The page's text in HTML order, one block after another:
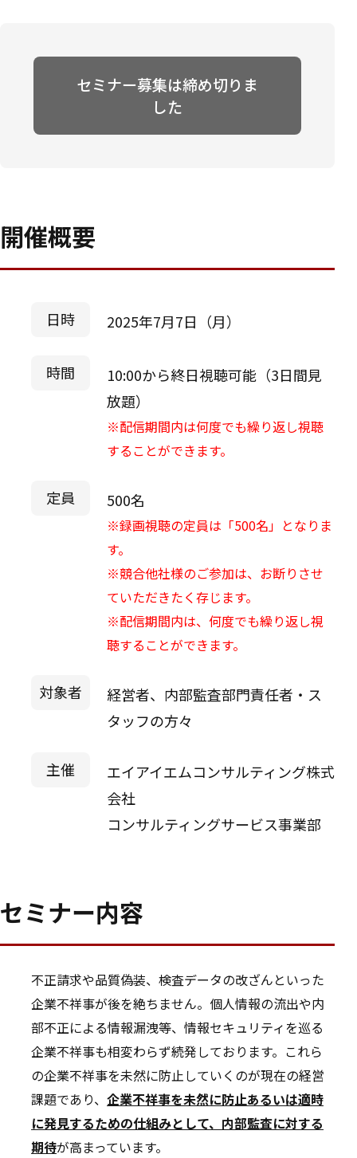
セミナー募集は締め切りま
した
開催概要
日時 2025年7月7日（月）
時間
10:00から終日視聴可能（3日間見
放題）
※配信期間内は何度でも繰り返し視聴
することができます。
定員 500名
※録画視聴の定員は「500名」となりま
す。
※競合他社様のご参加は、お断りさせ
ていただきたく存じます。
※配信期間内は、何度でも繰り返し視
聴することができます。
対象者
経営者、内部監査部門責任者・ス
タッフの方々
主催
エイアイエムコンサルティング株式
会社
コンサルティングサービス事業部
セミナー内容
不正請求や品質偽装、検査データの改ざんといった
企業不祥事が後を絶ちません。個人情報の流出や内
部不正による情報漏洩等、情報セキュリティを巡る
企業不祥事も相変わらず続発しております。これら
の企業不祥事を未然に防止していくのが現在の経営
課題であり、 企業不祥事を未然に防止あるいは適時
に発見するための仕組みとして、内部監査に対する
期待が高まっています。